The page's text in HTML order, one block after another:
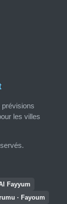
prévisions
les villes
Fayyum
· Fayoum